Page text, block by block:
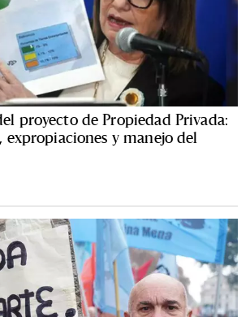
proyecto de Propiedad Privada:
expropiaciones y manejo del